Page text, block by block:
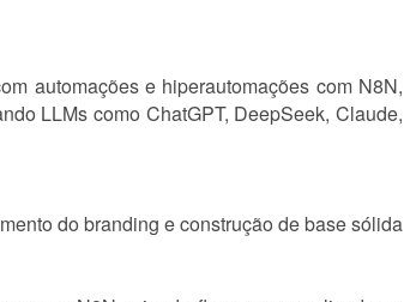
automações e hiperautomações com N8N,
LLMs como ChatGPT, DeepSeek, Claude,
do branding e construção de base sólida